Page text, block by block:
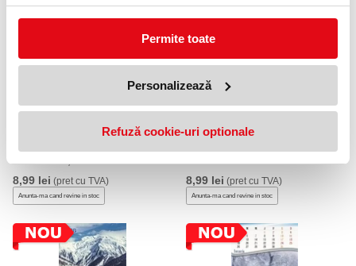
Permite toate
Personalizează
Refuză cookie-uri optionale
Calendar perete A3 CLASIC,
8,99 lei (pret cu TVA)
Anunta-ma cand revine in stoc
Calendar perete, A3, triptic,
8,99 lei (pret cu TVA)
Anunta-ma cand revine in stoc